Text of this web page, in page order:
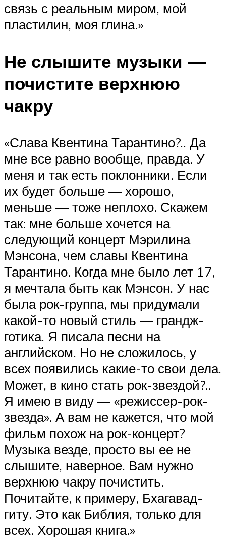
связь с реальным миром, мой
пластилин, моя глина.»
Не слышите музыки —
почистите верхнюю
чакру
«Слава Квентина Тарантино?.. Да
мне все равно вообще, правда. У
меня и так есть поклонники. Если
их будет больше — хорошо,
меньше — тоже неплохо. Скажем
так: мне больше хочется на
следующий концерт Мэрилина
Мэнсона, чем славы Квентина
Тарантино. Когда мне было лет 17,
я мечтала быть как Мэнсон. У нас
была рок-группа, мы придумали
какой-то новый стиль — грандж-
готика. Я писала песни на
английском. Но не сложилось, у
всех по­явились какие-то свои дела.
Может, в кино стать рок-звездой?..
Я имею в виду — «режиссер-рок-
звезда». А вам не кажется, что мой
фильм похож на рок-концерт?
Музыка везде, просто вы ее не
слышите, наверное. Вам нужно
верхнюю чакру почистить.
Почитайте, к примеру, Бхагавад-
гиту. Это как Библия, только для
всех. Хорошая книга.»